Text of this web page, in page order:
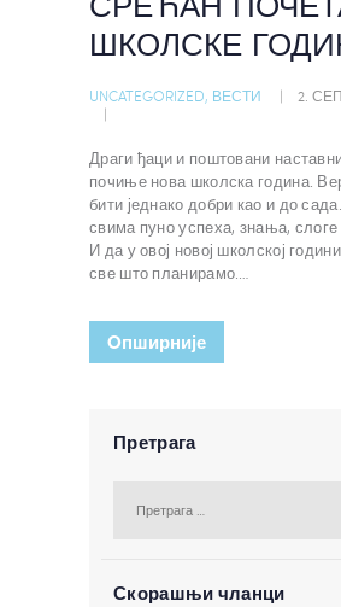
СРЕЋАН
ШКОЛСКЕ
UNCATEGORIZED, ВЕСТИ 2.
Драги ђаци и поштовани
почиње нова школска година.
бити једнако добри као и до
свима пуно успеха, знања, слоге
И да у овој новој школској
све што планирамо.…
Oпширније
Претрага
Скорашњи чланци